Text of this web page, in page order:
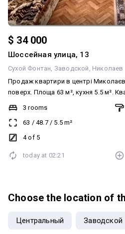
$ 34 000
Шоссейная улица, 13
Сухой Фонтан Заводской Николаев
Продаж квартири в центрі
поверх. Площа 63 м², кухня 5.5 м².
зручне планування. Вдале
магазини, школи. 💰 Ціна: 34 000 $
3 rooms
63 / 48.7/ 5.5m²
4 of 5
today at 02:21
Choose the location of
Центральный Заводской